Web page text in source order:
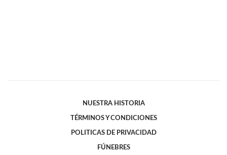
NUESTRA HISTORIA
TÉRMINOS Y CONDICIONES
POLITICAS DE PRIVACIDAD
FÚNEBRES